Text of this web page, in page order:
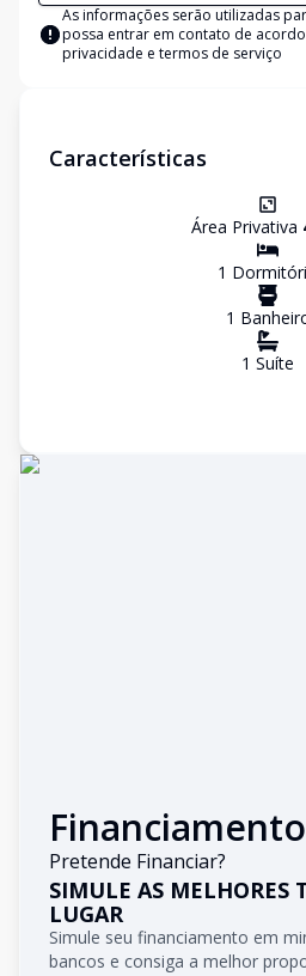
As informações serão utilizadas
possa entrar em contato de
privacidade e termos de serviço
Características
Área Privativa
1
1
1 Suíte
Pretende Financiar?
SIMULE AS MELHORES
LUGAR
Simule seu financiamento em
bancos e consiga a melhor